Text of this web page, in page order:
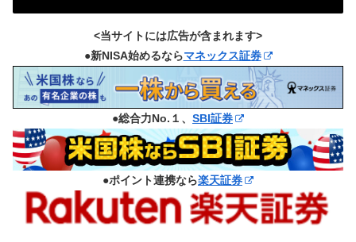
<当サイトには広告が含まれます>
●新NISA始めるならマネックス証券
●総合力No.１、 SBI証券
●ポイント連携なら楽天証券